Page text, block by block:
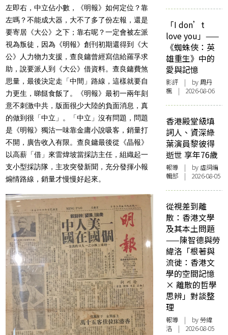
左即右，中立佔小數，《明報》如何定位？靠
左嗎？不能成大器，大不了多了份左報，還是
要寄居《大公》 之下；靠右呢？一定會被左派
視為叛徒，因為《明報》創刊初期還得到《大
公》人力物力支援，查良鏞曾經寫信給羅孚求
助 ，說要派人到《大公》借資料。查良鏞費煞
思量，最後決定走「中間」路線，這樣就要自
力更生，睇餸食飯了。《明報》最初一兩年刻
意不刺激中共，版面很少大陸的負面消息，真
的做到很「中立」。「中立」沒有問題，問題
是《明報》獨沽一味靠金庸小說吸客，銷量打
不開，廣告收入有限。查良鏞最後從《晶報》
以高薪「借」來雷煒坡當採訪主任，組織起一
支小型採訪隊，主攻突發新聞，充分發揮小報
煽情路線，銷量才慢慢好起來。
「I don’t
love you」——
《蜘蛛俠：英
雄重生》中的
愛與記憶
影評 | by周丹
楓 | 2026-08-06
香港殿堂級填
詞人、資深綠
葉演員黎彼得
逝世 享年76歲
報導 | by 虛詞編
輯部 | 2026-08-05
從視差到離
散：香港文學
及其本土問題
——陳智德與勞
緯洛「根著與
流徙：香港文
學的空間記憶
× 離散的哲學
思辨」對談整
理
報導 | by 勞緯
洛 | 2026-08-05